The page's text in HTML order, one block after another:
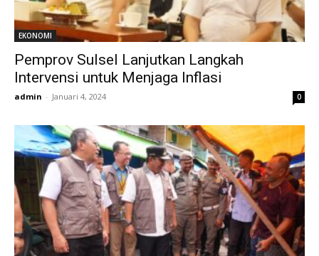
EKONOMI
Pemprov Sulsel Lanjutkan Langkah
Intervensi untuk Menjaga Inflasi
admin - Januari 4, 2024 0